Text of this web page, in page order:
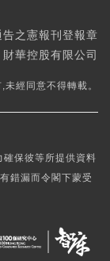
之憲報刊登報章
華控股有限公司
經同意不得轉載。
保彼等所提供資料
錯漏而令閣下蒙受